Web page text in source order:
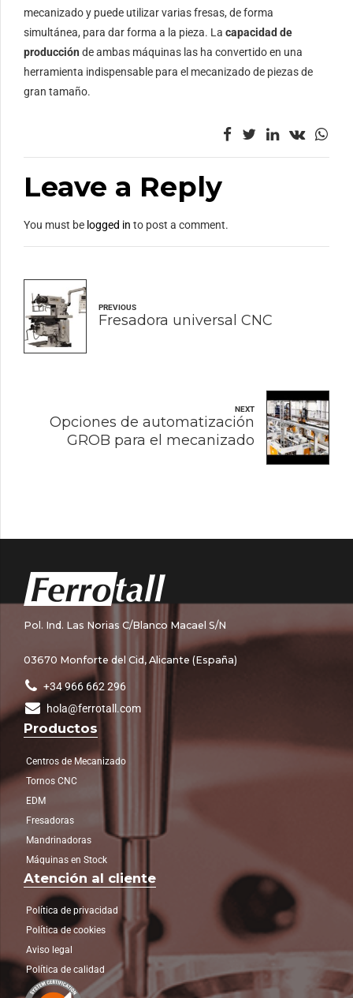
mecanizado y puede utilizar varias fresas, de forma
simultánea, para dar forma a la pieza. La capacidad de
producción de ambas máquinas las ha convertido en una
herramienta indispensable para el mecanizado de piezas de
gran tamaño.
Leave a Reply
You must be logged in to post a comment.
PREVIOUS
Fresadora universal CNC
NEXT
Opciones de automatización
GROB para el mecanizado
Pol. Ind. Las Norias C/Blanco Macael S/N
03670 Monforte del Cid, Alicante (España)
+34 966 662 296
hola@ferrotall.com
Productos
Centros de Mecanizado
Tornos CNC
EDM
Fresadoras
Mandrinadoras
Máquinas en Stock
Atención al cliente
Política de privacidad
Política de cookies
Aviso legal
Política de calidad